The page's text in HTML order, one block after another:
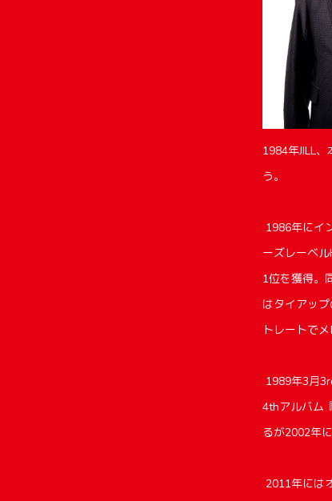
1984年JILL
う。
1986年にイ
ーズレーベ
1位を獲得。
はタイアッ
トレートで
1989年3月
4thアルバム
るが2002年
2011年には